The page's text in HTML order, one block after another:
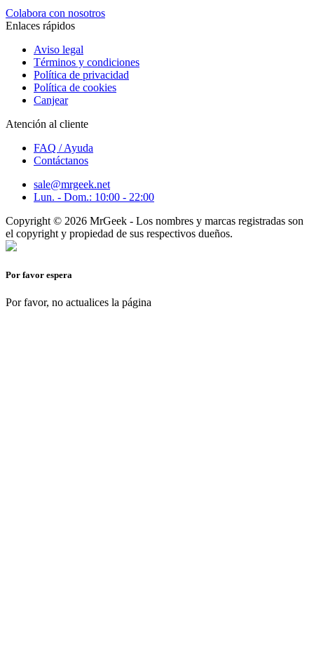
Colabora con nosotros
Enlaces rápidos
Aviso legal
Términos y condiciones
Política de privacidad
Política de cookies
Canjear
Atención al cliente
FAQ / Ayuda
Contáctanos
sale@mrgeek.net
Lun. - Dom.: 10:00 - 22:00
Copyright © 2026 MrGeek - Los nombres y marcas registradas son
el copyright y propiedad de sus respectivos dueños.
Por favor espera
Por favor, no actualices la página